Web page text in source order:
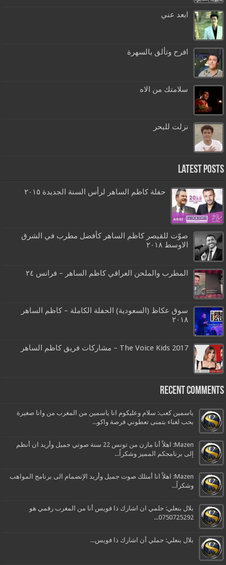
ابعد عني
افرح وتألق بالسهرة
سلامتك من الاه
نزلت للبحر
Latest Posts
حفلة كاظم الساهر لرأس السنة الجديدة ٢٠١٥
صوّت للقيصر كاظم الساهر كأفضل مطرب في الشرق
الاوسط ٢٠١٨
المطرب والملحن العراقي كاظم الساهر – فرانس ٢٤
سوق عكاظ (السعودية) الحفلة الكاملة – كاظم الساهر
٢٠١٨
The Voice Kids 2017 – مشاركات فريق كاظم الساهر
Recent Comments
ياسمين كعب: سلام وعليكوم انا ياسمين من المغرب من وانا صغيرة
بحب لغناء بتمنى تعطوني فرصة واكو...
Mazen: اهلاً أنا مازن من تونس 22 سنة صوتي جميل وأريد ان أنظم
إلى برنامجكم المميز وشكراً...
Mazen: اهلاً انا أمتلك صوت جميل وأريد الإنضمام الى برنامج المواهب
وشكراً...
بلال بنعلي: حلمي ان اشارك ذا فويس أنا من المغرب رقمي هو
0750725292...
بلال بنعلي: حملي أن اشارك ذا فويس...